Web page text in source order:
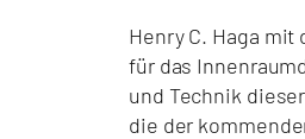
Henry C. Haga mit
für das
und Technik
die der